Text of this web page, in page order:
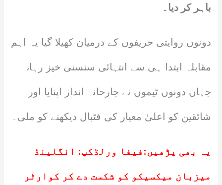
باہر کر دیا۔
دونوں روایتی حریفوں کے درمیان کھیلا گیا یہ اہم
مقابلہ ابتدا ہی سے انتہائی سنسنی خیز رہا،
جہاں دونوں ٹیموں نے جارحانہ انداز اپنایا اور
شائقین کو اعلیٰ معیار کی فٹبال دیکھنے کو ملی۔
یہ بھی پڑھیں: فیفا ورلڈکپ: انگلینڈ
میزبان میکسیکو کو شکست دے کر کوارٹر